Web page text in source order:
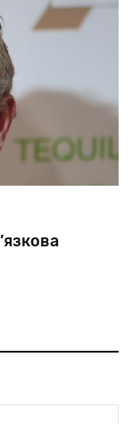
було
можна